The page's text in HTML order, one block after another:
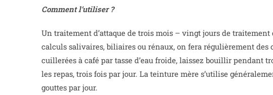
Comment l’utiliser ?
Un traitement d’attaque de trois mois – vingt jours de
calculs salivaires, biliaires ou rénaux, on fera régulièrement des
cuillerées à café par tasse d’eau froide, laissez bouillir pendant
les repas, trois fois par jour. La teinture mère s’utilise
gouttes par jour.